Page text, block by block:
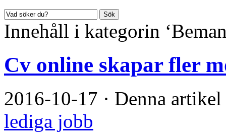
Innehåll i kategorin
Cv online skapar fler
2016-10-17 · Denna
lediga jobb